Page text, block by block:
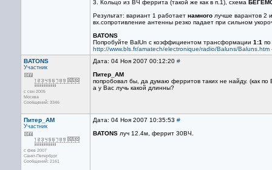
3. Кольцо из ВЧ феррита (такой же как в п.1), схема
Результат: вариант 1 работает намного лучше варантов 2
вх.сопротивление антенны резко падает при сильном
BATONS
Попробуйте BalUn с коэффициентом трансформации 1:1 по
http://www.bls.fr/amatech/electronique/radio/Baluns/Baluns.htm
BATONS
Участник
с сен 2005
Москва
Сообщений: 3346
Дата: 04 Ноя 2007 00:12:20 #
Питер_AM
попробовал бы, да думаю ферритов таких не найду. (как по
а у Вас лучь какой длинны?
Питер_AM
Участник
с фев 2007
Санкт-Петербург
Сообщений: 2161
Дата: 04 Ноя 2007 10:35:53 #
BATONS луч 12.4м, феррит 30ВЧ.